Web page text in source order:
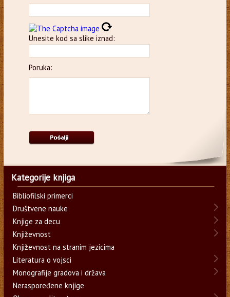
Unesite kod sa slike iznad:
Poruka:
Kategorije knjiga
Bibliofilski primerci
Društvene nauke
Knjige za decu
Književnost
Književnost na stranim jezicima
Literatura o vojsci
Monografije gradova i država
Neraspoređene knjige